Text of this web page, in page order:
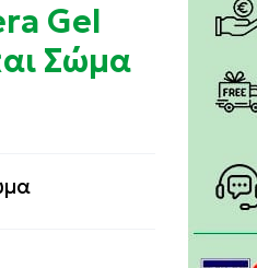
Gel
Σώμα